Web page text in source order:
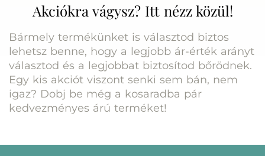
Akciókra vágysz? Itt nézz közül!
Bármely termékünket is választod biztos
lehetsz benne, hogy a legjobb ár-érték arányt
választod és a legjobbat biztosítod bőrödnek.
Egy kis akciót viszont senki sem bán, nem
igaz? Dobj be még a kosaradba pár
kedvezményes árú terméket!